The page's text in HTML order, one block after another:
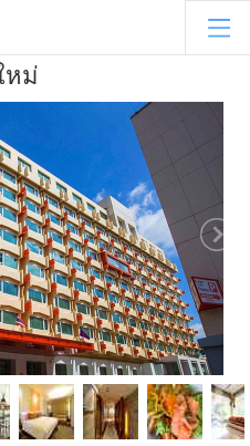
หม่